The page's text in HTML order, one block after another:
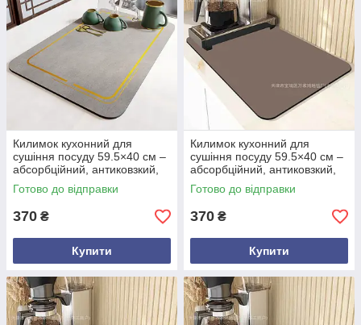
Килимок кухонний для
сушіння посуду 59.5×40 см –
абсорбційний, антиковзкий,
водостійкий, силіконовий,
підставка для приладдя
Готово до відправки
370 ₴
Купити
Килимок кухонний для
сушіння посуду 59.5×40 см –
абсорбційний, антиковзкий,
водостійкий, силіконовий,
підставка для приладдя
Готово до відправки
370 ₴
Купити